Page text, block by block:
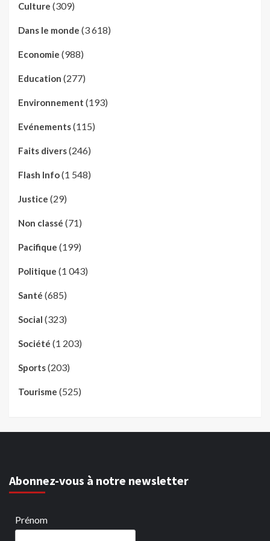
Culture (309)
Dans le monde (3 618)
Economie (988)
Education (277)
Environnement (193)
Evénements(115)
Faits divers(246)
Flash Info(1 548)
Justice (29)
Non classé (71)
Pacifique (199)
Politique (1 043)
Santé (685)
Social (323)
Société (1 203)
Sports(203)
Tourisme (525)
Abonnez-vous à notre newsletter
Prénom